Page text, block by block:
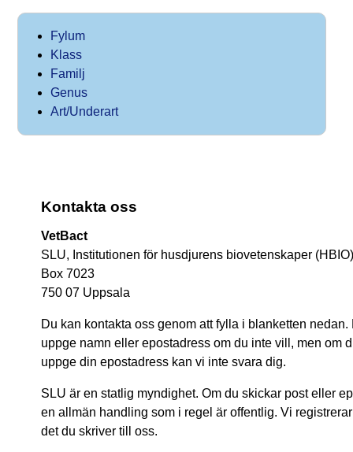
Fylum
Klass
Familj
Genus
Art/Underart
Kontakta oss
VetBact
SLU, Institutionen för husdjurens biovetenskaper (HBIO)
Box 7023
750 07 Uppsala
Du kan kontakta oss genom att fylla i blanketten
uppge namn eller epostadress om du inte vill, men om
uppge din epostadress kan vi inte svara dig.
SLU är en statlig myndighet. Om du skickar post eller
en allmän handling som i regel är offentlig. Vi
det du skriver till oss.